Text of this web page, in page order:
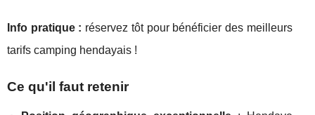
Info pratique : réservez tôt pour bénéficier des meilleurs
tarifs camping hendayais !
Ce qu'il faut retenir